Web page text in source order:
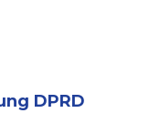
DPRD